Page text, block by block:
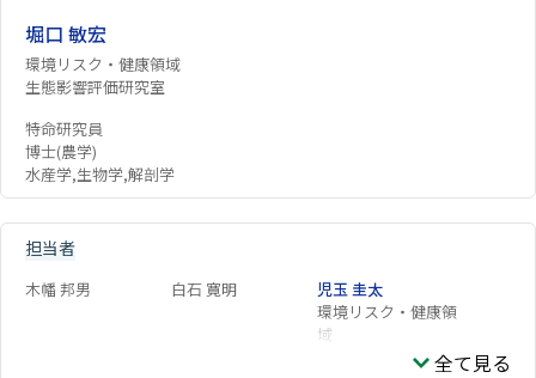
堀口 敏宏
環境リスク・健康領域
生態影響評価研究室
特命研究員
博士(農学)
水産学,生物学,解剖学
担当者
木幡 邦男 白石 寛明
児玉 圭太
環境リスク・健康領
域
全て見る